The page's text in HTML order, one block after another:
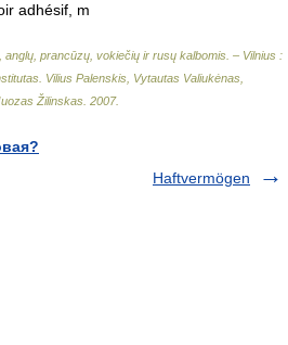
adhésif, m
prancūzų, vokiečių ir rusų kalbomis. – Vilnius :
Vilius Palenskis, Vytautas Valiukėnas,
Žilinskas 2007.
Haftvermögen